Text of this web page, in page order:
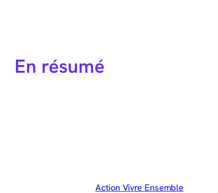
En résumé
Collaboration avec :Action Vivre Ensemble